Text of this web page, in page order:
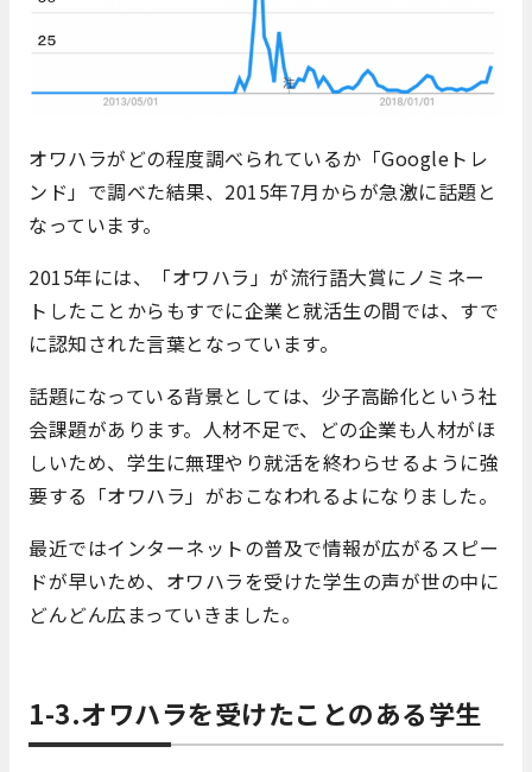
オワハラがどの程度調べられているか「Googleトレ
ンド」で調べた結果、2015年7月からが急激に話題と
なっています。
2015年には、「オワハラ」が流行語大賞にノミネー
トしたことからもすでに企業と就活生の間では、すで
に認知された言葉となっています。
話題になっている背景としては、少子高齢化という社
会課題があります。人材不足で、どの企業も人材がほ
しいため、学生に無理やり就活を終わらせるように強
要する「オワハラ」がおこなわれるよになりました。
最近ではインターネットの普及で情報が広がるスピー
ドが早いため、オワハラを受けた学生の声が世の中に
どんどん広まっていきました。
1-3.オワハラを受けたことのある学生